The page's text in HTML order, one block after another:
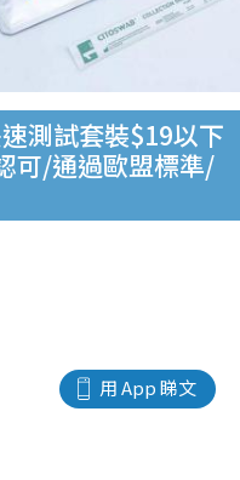
測試套裝$19以下
可/通過歐盟標準/
用 App 睇文